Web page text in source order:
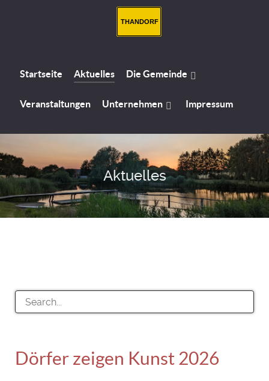
THANDORF
Startseite Aktuelles Die Gemeinde
Veranstaltungen Unternehmen Impressum
Aktuelles
Dörfer zeigen Kunst 2026